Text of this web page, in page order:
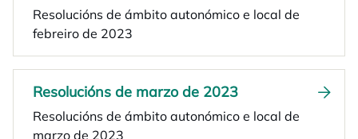
Resolucións de ámbito autonómico e local de
febreiro de 2023
Resolucións de marzo de 2023
Resolucións de ámbito autonómico e local de
marzo de 2023